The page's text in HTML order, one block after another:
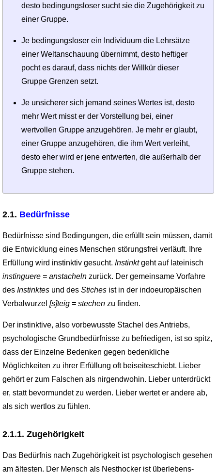
desto bedingungsloser sucht sie die Zugehörigkeit zu
einer Gruppe.
Je bedingungsloser ein Individuum die Lehrsätze
einer Weltanschauung übernimmt, desto heftiger
pocht es darauf, dass nichts der Willkür dieser
Gruppe Grenzen setzt.
Je unsicherer sich jemand seines Wertes ist, desto
mehr Wert misst er der Vorstellung bei, einer
wertvollen Gruppe anzugehören. Je mehr er glaubt,
einer Gruppe anzugehören, die ihm Wert verleiht,
desto eher wird er jene entwerten, die außerhalb der
Gruppe stehen.
2.1. Bedürfnisse
Bedürfnisse sind Bedingungen, die erfüllt sein müssen, damit
die Entwicklung eines Menschen störungsfrei verläuft. Ihre
Erfüllung wird instinktiv gesucht. Instinktgeht auf lateinisch
instinguere = anstachelnzurück. Der gemeinsame Vorfahre
des Instinktesund des Stichesist in der indoeuropäischen
Verbalwurzel [s]teig = stechenzu finden.
Der instinktive, also vorbewusste Stachel des Antriebs,
psychologische Grundbedürf­nisse zu befriedigen, ist so spitz,
dass der Einzelne Bedenken gegen bedenkliche
Möglichkeiten zu ihrer Erfüllung oft beiseiteschiebt. Lieber
gehört er zum Falschen als nirgendwohin. Lieber unterdrückt
er, statt bevormundet zu werden. Lieber wertet er andere ab,
als sich wertlos zu fühlen.
2.1.1. Zugehörigkeit
Das Bedürfnis nach Zugehörigkeit ist psychologisch gesehen
am ältesten. Der Mensch als Nesthocker ist überlebens­